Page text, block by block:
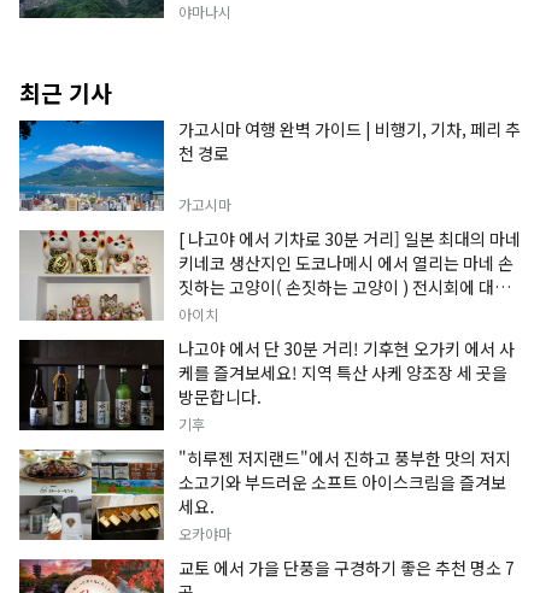
야마나시
최근 기사
가고시마 여행 완벽 가이드 | 비행기, 기차, 페리 추
천 경로
가고시마
[ 나고야 에서 기차로 30분 거리] 일본 최대의 마네
키네코 생산지인 도코나메시 에서 열리는 마네 손
짓하는 고양이( 손짓하는 고양이 ) 전시회에 대한
정보입니다.
아이치
나고야 에서 단 30분 거리! 기후현 오가키 에서 사
케를 즐겨보세요! 지역 특산 사케 양조장 세 곳을
방문합니다.
기후
"히루젠 저지랜드"에서 진하고 풍부한 맛의 저지
소고기와 부드러운 소프트 아이스크림을 즐겨보
세요.
오카야마
교토 에서 가을 단풍을 구경하기 좋은 추천 명소 7